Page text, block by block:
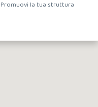
Promuovi la tua struttura